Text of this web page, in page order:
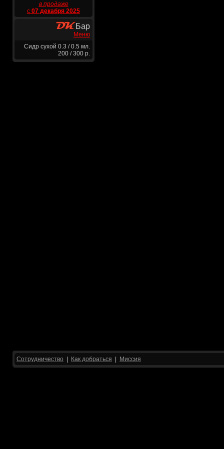
в продаже
с 07 декабря 2025
Бар
Меню
Сидр сухой 0.3 / 0.5 мл.
200 / 300 р.
Сотрудничество Как добраться Миссия